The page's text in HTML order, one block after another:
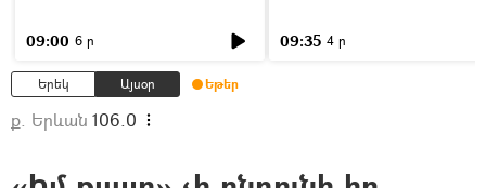
09:00 6 ր 09:35 4 ր
Երեկ Այսօր Եթեր
ք. Երևան 106.0